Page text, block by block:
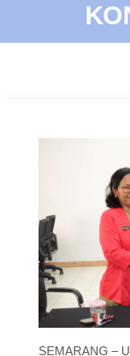
SEMARANG –